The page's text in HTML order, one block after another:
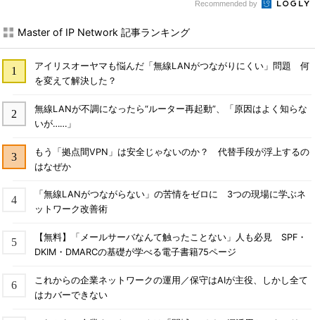
Recommended by
Master of IP Network 記事ランキング
アイリスオーヤマも悩んだ「無線LANがつながりにくい」問題 何
を変えて解決した？
無線LANが不調になったら“ルーター再起動”、「原因はよく知らな
いが……」
もう「拠点間VPN」は安全じゃないのか？ 代替手段が浮上するの
はなぜか
「無線LANがつながらない」の苦情をゼロに 3つの現場に学ぶネ
ットワーク改善術
【無料】「メールサーバなんて触ったことない」人も必見 SPF・
DKIM・DMARCの基礎が学べる電子書籍75ページ
これからの企業ネットワークの運用／保守はAIが主役、しかし全て
はカバーできない